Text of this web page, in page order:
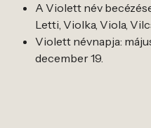
A Violett név
Letti, Violka, Viola,
Violett névnapja: május
december 19.